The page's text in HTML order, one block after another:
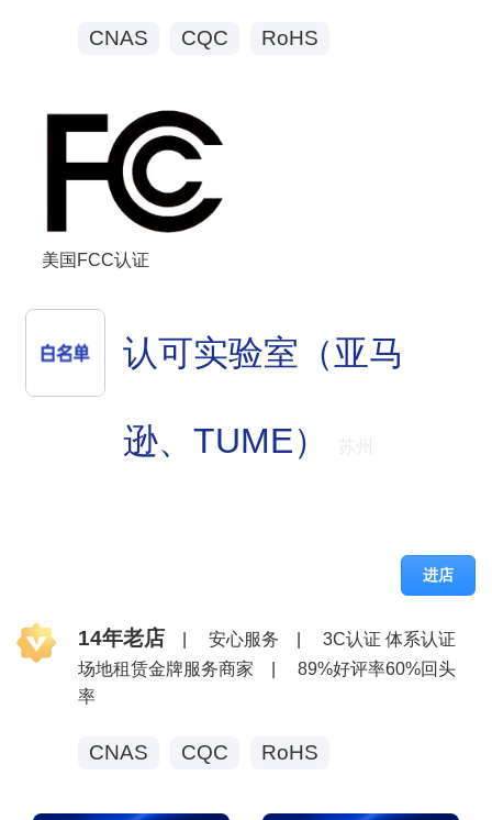
CNAS CQC RoHS
美国FCC认证
认可实验室（亚马
逊、TUME） 苏州
进店
14年老店 安心服务
3C认证 体系认证
场地租赁金牌服务商家
89%好评率60%回头
率
CNAS CQC RoHS